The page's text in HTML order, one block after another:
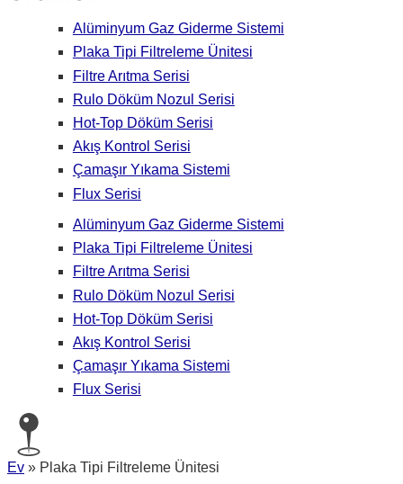
Alüminyum Gaz Giderme Sistemi
Plaka Tipi Filtreleme Ünitesi
Filtre Arıtma Serisi
Rulo Döküm Nozul Serisi
Hot-Top Döküm Serisi
Akış Kontrol Serisi
Çamaşır Yıkama Sistemi
Flux Serisi
Alüminyum Gaz Giderme Sistemi
Plaka Tipi Filtreleme Ünitesi
Filtre Arıtma Serisi
Rulo Döküm Nozul Serisi
Hot-Top Döküm Serisi
Akış Kontrol Serisi
Çamaşır Yıkama Sistemi
Flux Serisi
Ev » Plaka Tipi Filtreleme Ünitesi